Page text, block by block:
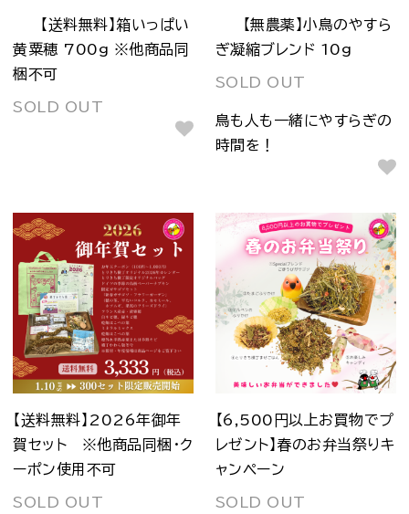
【送料無料】箱いっぱい
黄粟穂 700g ※他商品同
梱不可
SOLD OUT
【無農薬】小鳥のやすら
ぎ凝縮ブレンド 10g
SOLD OUT
鳥も人も一緒にやすらぎの
時間を！
【送料無料】2026年御年
賀セット ※他商品同梱・ク
ーポン使用不可
SOLD OUT
【6,500円以上お買物でプ
レゼント】春のお弁当祭りキ
ャンペーン
SOLD OUT